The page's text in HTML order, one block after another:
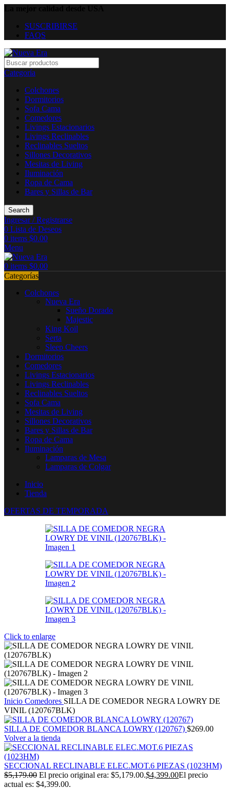
SUSCRIBIRSE
FAQS
Categoría
Colchones
Dormitorios
Sofa Cama
Comedores
Livings Estacionarios
Livings Reclinables
Reclinables Sueltos
Sillones Decorativos
Mesitas de Living
Iluminación
Ropa de Cama
Bares y Sillas de Bar
Search
Ingresar / Registrarse
0 Lista de Deseos
0 items $0.00
Menu
0 items $0.00
Categorías
Colchones
Nueva Era
Sueño Dorado
Majestic
King Koil
Serta
Sleep Cheers
Dormitorios
Comedores
Livings Estacionarios
Livings Reclinables
Reclinables Sueltos
Sofa Cama
Mesitas de Living
Sillones Decorativos
Bares y Sillas de Bar
Ropa de Cama
Iluminación
Lamparas de Mesa
Lamparas de Colgar
Inicio
Tienda
OFERTAS DE TEMPORADA
Click to enlarge
Inicio Comedores SILLA DE COMEDOR NEGRA LOWRY DE
VINIL (120767BLK)
SILLA DE COMEDOR BLANCA LOWRY (120767) $269.00
Volver a la tienda
SECCIONAL RECLINABLE ELEC.MOT.6 PIEZAS (1023HM)
$5,179.00 El precio original era: $5,179.00.$4,399.00El precio
actual es: $4,399.00.